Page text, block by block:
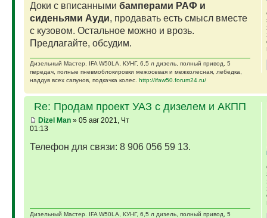
Доки с вписанными бамперами РАФ и
сиденьями Ауди, продавать есть смысл вместе
с кузовом. Остальное можно и врозь.
Предлагайте, обсудим.
Дизельный Мастер. IFA W50LA, КУНГ, 6,5 л дизель, полный привод, 5
передач, полные пневмоблокировки межосевая и межколесная, лебедка,
наддув всех сапунов, подкачка колес. http://ifaw50.forum24.ru/
Re: Продам проект УАЗ с дизелем и АКПП
Dizel Man» 05 авг 2021, Чт
01:13
Телефон для связи: 8 906 056 59 13.
Дизельный Мастер. IFA W50LA, КУНГ, 6,5 л дизель, полный привод, 5